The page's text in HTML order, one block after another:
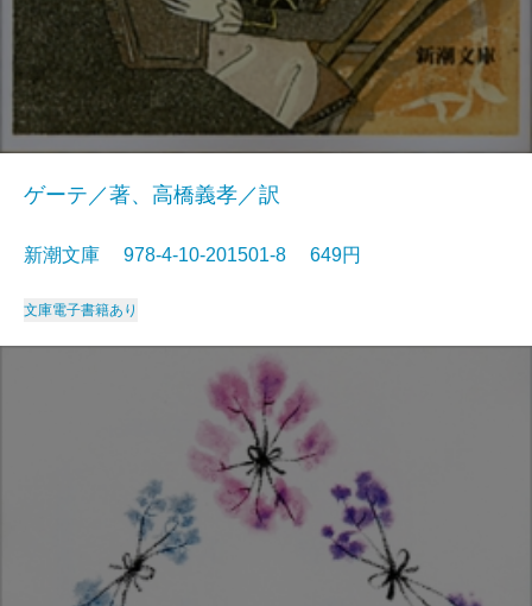
ゲーテ／著、高橋義孝／訳
新潮文庫 978-4-10-201501-8 649円
文庫電子書籍あり